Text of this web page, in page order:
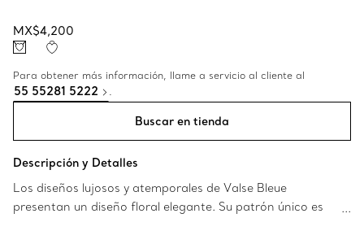
MX$4,200
Para obtener más información, llame a servicio al cliente al
55 55281 5222 .
Buscar en tienda
Descripción y Detalles
Los diseños lujosos y atemporales de Valse Bleue
presentan un diseño floral elegante. Su patrón único es